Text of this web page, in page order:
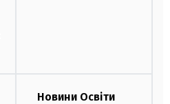
Новини Освіти